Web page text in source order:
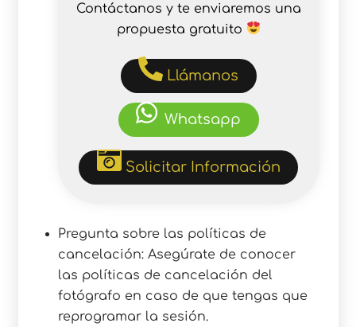
Contáctanos y te enviaremos una
propuesta gratuito
Llámanos
Whatsapp
Solicitar Información
Pregunta sobre las políticas de
cancelación: Asegúrate de conocer
las políticas de cancelación del
fotógrafo en caso de que tengas que
reprogramar la sesión.